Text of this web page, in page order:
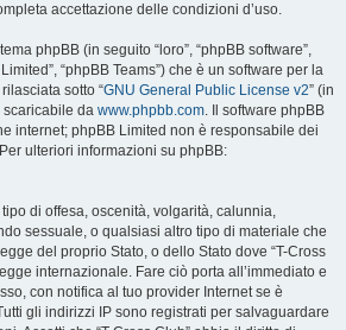
accettazione delle condizioni d’uso.
phpBB (in seguito “loro”, “phpBB software”,
“phpBB Teams”) che è un software per la
sotto “GNU General Public License v2” (in
scaricabile da www.phpbb.com. Il software phpBB
internet; phpBB Limited non è responsabile dei
ulteriori informazioni su phpBB:
di offesa, oscenità, volgarità, calunnia,
sessuale, o qualsiasi altro tipo di materiale che
del proprio Stato, o dello Stato dove “T-Cross
internazionale. Fare ciò porta all’immediato e
con notifica al tuo provider Internet se è
gli indirizzi IP sono registrati per salvaguardare